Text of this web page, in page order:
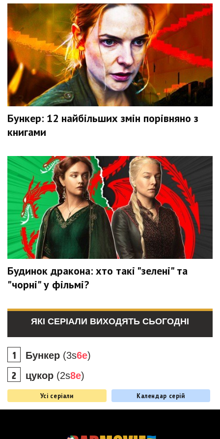
Бункер: 12 найбільших змін порівняно з
книгами
Будинок дракона: хто такі "зелені" та
"чорні" у фільмі?
ЯКІ СЕРІАЛИ ВИХОДЯТЬ СЬОГОДНІ
Бункер (3s6e)
цукор (2s8e)
Усі серіали Календар серій